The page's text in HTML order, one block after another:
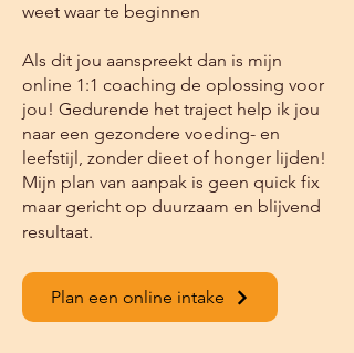
weet waar te beginnen
Als dit jou aanspreekt dan is mijn
online 1:1 coaching de oplossing voor
jou! Gedurende het traject help ik jou
naar een gezondere voeding- en
leefstijl, zonder dieet of honger lijden!
Mijn plan van aanpak is geen quick fix
maar gericht op duurzaam en blijvend
resultaat.
Plan een online intake